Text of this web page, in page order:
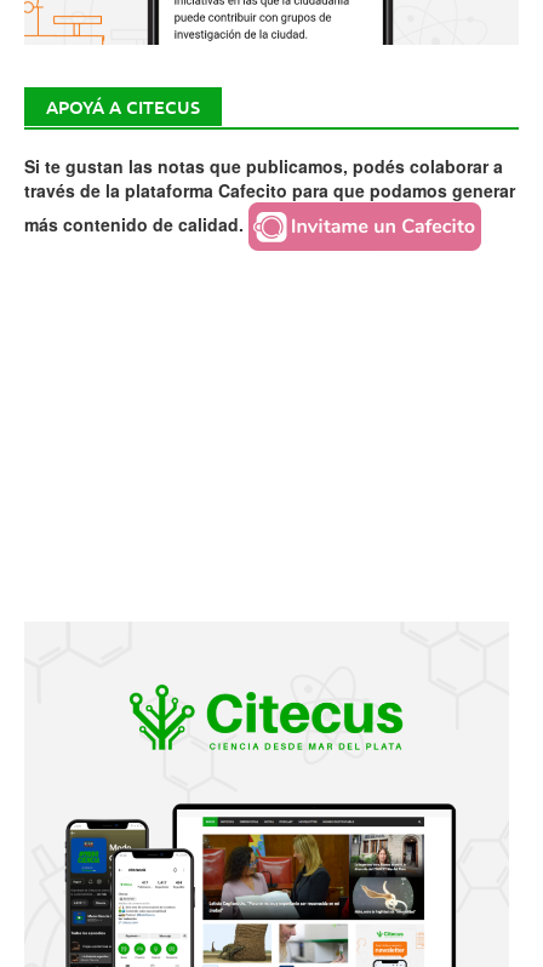
APOYÁ A CITECUS
Si te gustan las notas que publicamos, podés colaborar a
través de la plataforma Cafecito para que podamos generar
más contenido de calidad.